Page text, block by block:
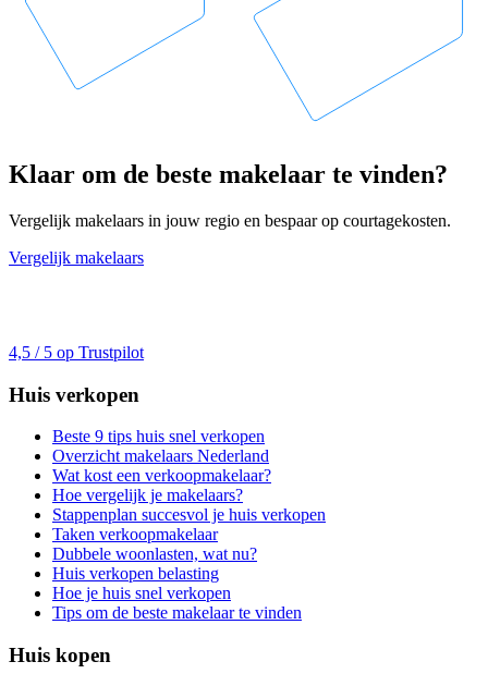
Klaar om de beste makelaar te vinden?
Vergelijk makelaars in jouw regio en bespaar op courtagekosten.
Vergelijk makelaars
4,5 / 5 op Trustpilot
Huis verkopen
Beste 9 tips huis snel verkopen
Overzicht makelaars Nederland
Wat kost een verkoopmakelaar?
Hoe vergelijk je makelaars?
Stappenplan succesvol je huis verkopen
Taken verkoopmakelaar
Dubbele woonlasten, wat nu?
Huis verkopen belasting
Hoe je huis snel verkopen
Tips om de beste makelaar te vinden
Huis kopen